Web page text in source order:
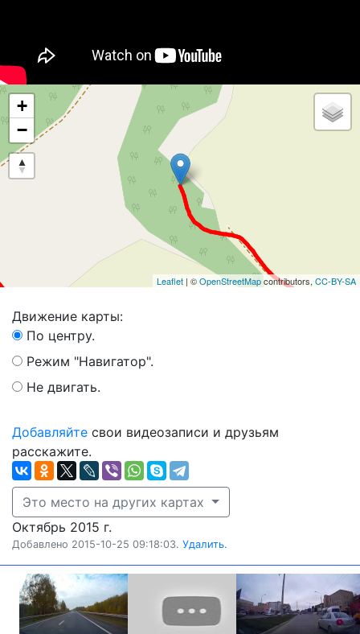
+
−
Leaflet | ©OpenStreetMapcontributors, CC-BY-SA
Движение карты:
По центру.
Режим "Навигатор".
Не двигать.
Добавляйте свои видеозаписи и друзьям
расскажите.
Это место на других картах
Октябрь 2015 г.
Добавлено 2015-10-25 09:18:03. Удалить.